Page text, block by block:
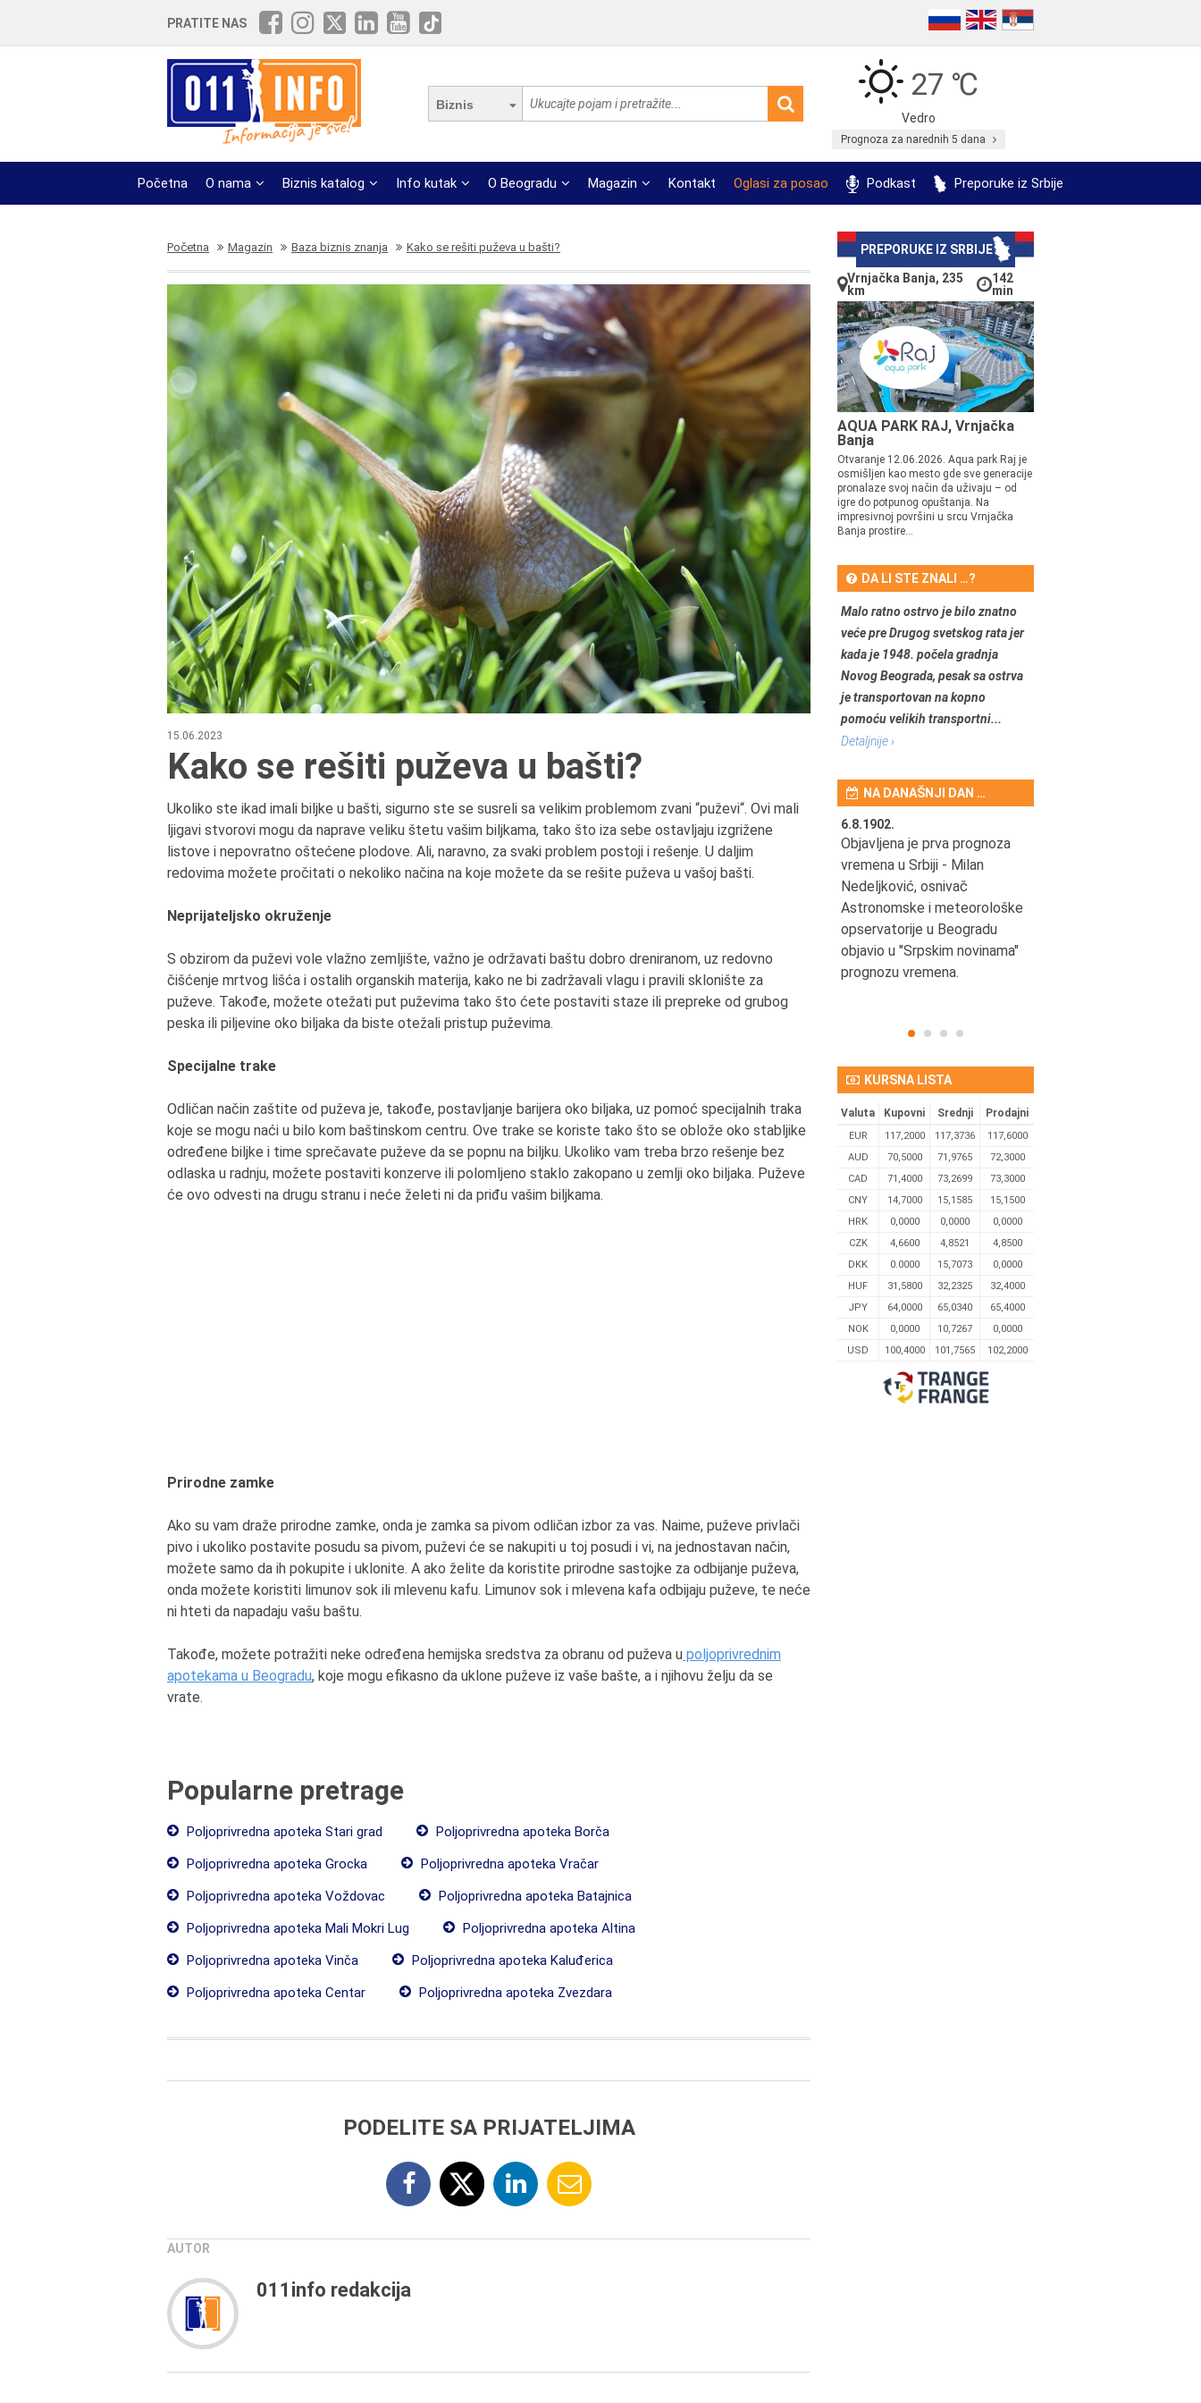
PRATITE NAS
Biznis
27 ℃
Vedro
Prognoza za narednih 5 dana
Početna O nama Biznis katalog Info kutak O Beogradu Magazin Kontakt Oglasi za posao Podkast Preporuke iz Srbije
Početna Magazin Baza biznis znanja Kako se rešiti puževa u bašti?
15.06.2023
Kako se rešiti puževa u bašti?
Ukoliko ste ikad imali biljke u bašti, sigurno ste se susreli sa velikim problemom zvani “puževi“. Ovi mali
ljigavi stvorovi mogu da naprave veliku štetu vašim biljkama, tako što iza sebe ostavljaju izgrižene
listove i nepovratno oštećene plodove. Ali, naravno, za svaki problem postoji i rešenje. U daljim
redovima možete pročitati o nekoliko načina na koje možete da se rešite puževa u vašoj bašti.
Neprijateljsko okruženje
S obzirom da puževi vole vlažno zemljište, važno je održavati baštu dobro dreniranom, uz redovno
čišćenje mrtvog lišća i ostalih organskih materija, kako ne bi zadržavali vlagu i pravili sklonište za
puževe. Takođe, možete otežati put puževima tako što ćete postaviti staze ili prepreke od grubog
peska ili piljevine oko biljaka da biste otežali pristup puževima.
Specijalne trake
Odličan način zaštite od puževa je, takođe, postavljanje barijera oko biljaka, uz pomoć specijalnih traka
koje se mogu naći u bilo kom baštinskom centru. Ove trake se koriste tako što se oblože oko stabljike
određene biljke i time sprečavate puževe da se popnu na biljku. Ukoliko vam treba brzo rešenje bez
odlaska u radnju, možete postaviti konzerve ili polomljeno staklo zakopano u zemlji oko biljaka. Puževe
će ovo odvesti na drugu stranu i neće želeti ni da priđu vašim biljkama.
Prirodne zamke
Ako su vam draže prirodne zamke, onda je zamka sa pivom odličan izbor za vas. Naime, puževe privlači
pivo i ukoliko postavite posudu sa pivom, puževi će se nakupiti u toj posudi i vi, na jednostavan način,
možete samo da ih pokupite i uklonite. A ako želite da koristite prirodne sastojke za odbijanje puževa,
onda možete koristiti limunov sok ili mlevenu kafu. Limunov sok i mlevena kafa odbijaju puževe, te neće
ni hteti da napadaju vašu baštu.
Takođe, možete potražiti neke određena hemijska sredstva za obranu od puževa u poljoprivrednim
apotekama u Beogradu, koje mogu efikasno da uklone puževe iz vaše bašte, a i njihovu želju da se
vrate.
Popularne pretrage
Poljoprivredna apoteka Stari grad
Poljoprivredna apoteka Borča
Poljoprivredna apoteka Grocka
Poljoprivredna apoteka Vračar
Poljoprivredna apoteka Voždovac
Poljoprivredna apoteka Batajnica
Poljoprivredna apoteka Mali Mokri Lug
Poljoprivredna apoteka Altina
Poljoprivredna apoteka Vinča
Poljoprivredna apoteka Kaluđerica
Poljoprivredna apoteka Centar
Poljoprivredna apoteka Zvezdara
PODELITE SA PRIJATELJIMA
AUTOR
011info redakcija
PREPORUKE IZ SRBIJE
Vrnjačka Banja, 235
km
142
min
AQUA PARK RAJ, Vrnjačka
Banja
Otvaranje 12.06.2026. Aqua park Raj je
osmišljen kao mesto gde sve generacije
pronalaze svoj način da uživaju – od
igre do potpunog opuštanja. Na
impresivnoj površini u srcu Vrnjačka
Banja prostire...
DA LI STE ZNALI …?
Malo ratno ostrvo je bilo znatno
veće pre Drugog svetskog rata jer
kada je 1948. počela gradnja
Novog Beograda, pesak sa ostrva
je transportovan na kopno
pomoću velikih transportni...
Detaljnije ›
NA DANAŠNJI DAN …
6.8.2013.
Preminula je Zorka Boljanović,
vazduhoplovni inženjer,
predsednik Udruženja žena
6.8.1902.
Objavljena je prva prognoza
vremena u Srbiji - Milan
Nedeljković, osnivač
Astronomske i meteorološke
opservatorije u Beogradu
objavio u "Srpskim novinama"
prognozu vremena.
KURSNA LISTA
Valuta Kupovni Srednji Prodajni
EUR 117,2000 117,3736
117,6000
AUD
70,5000 71,9765
72,3000
CAD
71,4000 73,2699
73,3000
CNY
14,7000 15,1585
15,1500
HRK
0,0000 0,0000
0,0000
CZK
4,6600 4,8521
4,8500
DKK
0.0000 15,7073
0,0000
HUF
31,5800 32,2325
32,4000
JPY
64,0000 65,0340
65,4000
NOK
0,0000 10,7267
0,0000
USD
100,4000 101,7565 102,2000